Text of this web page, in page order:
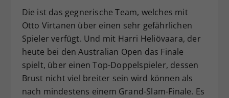
Die ist das gegnerische Team, welches mit
Otto Virtanen über einen sehr gefährlichen
Spieler verfügt. Und mit Harri Heliövaara, der
heute bei den Australian Open das Finale
spielt, über einen Top-Doppelspieler, dessen
Brust nicht viel breiter sein wird können als
nach mindestens einem Grand-Slam-Finale. Es